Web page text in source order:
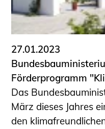
27.01.2023
Förderprogramm
Das
März dieses Jahres
den